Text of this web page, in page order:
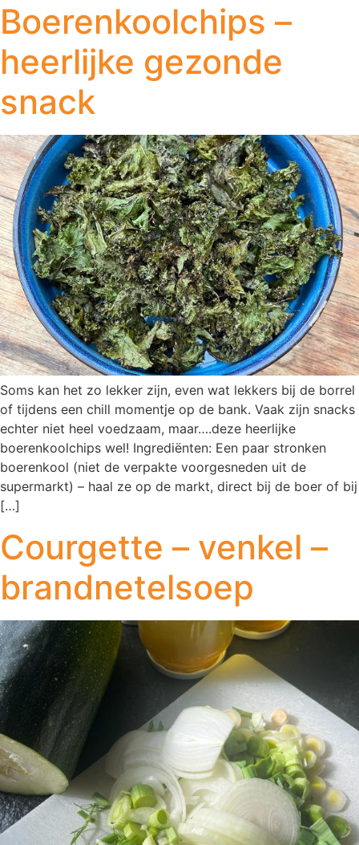
Boerenkoolchips –
heerlijke gezonde
snack
Soms kan het zo lekker zijn, even wat lekkers bij de borrel
of tijdens een chill momentje op de bank. Vaak zijn snacks
echter niet heel voedzaam, maar….deze heerlijke
boerenkoolchips wel! Ingrediënten: Een paar stronken
boerenkool (niet de verpakte voorgesneden uit de
supermarkt) – haal ze op de markt, direct bij de boer of bij
[…]
Courgette – venkel –
brandnetelsoep